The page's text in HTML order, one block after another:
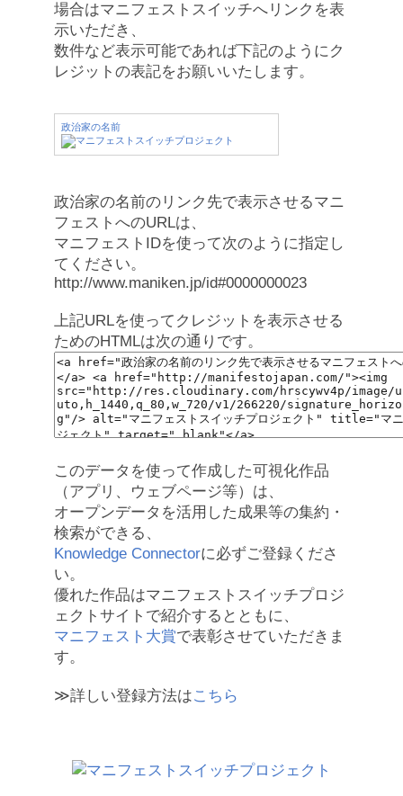
場合はマニフェストスイッチへリンクを表
示いただき、
数件など表示可能であれば下記のようにク
レジットの表記をお願いいたします。
政治家の名前
政治家の名前のリンク先で表示させるマニ
フェストへのURLは、
マニフェストIDを使って次のように指定し
てください。
http://www.maniken.jp/id#0000000023
上記URLを使ってクレジットを表示させる
ためのHTMLは次の通りです。
このデータを使って作成した可視化作品
（アプリ、ウェブページ等）は、
オープンデータを活用した成果等の集約・
検索ができる、
Knowledge Connectorに必ずご登録くださ
い。
優れた作品はマニフェストスイッチプロジ
ェクトサイトで紹介するとともに、
マニフェスト大賞で表彰させていただきま
す。
≫詳しい登録方法はこちら